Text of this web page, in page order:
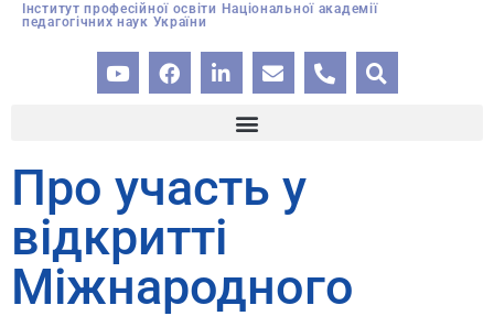
Інститут професійної освіти Національної академії
педагогічних наук України
Про участь у
відкритті
Міжнародного